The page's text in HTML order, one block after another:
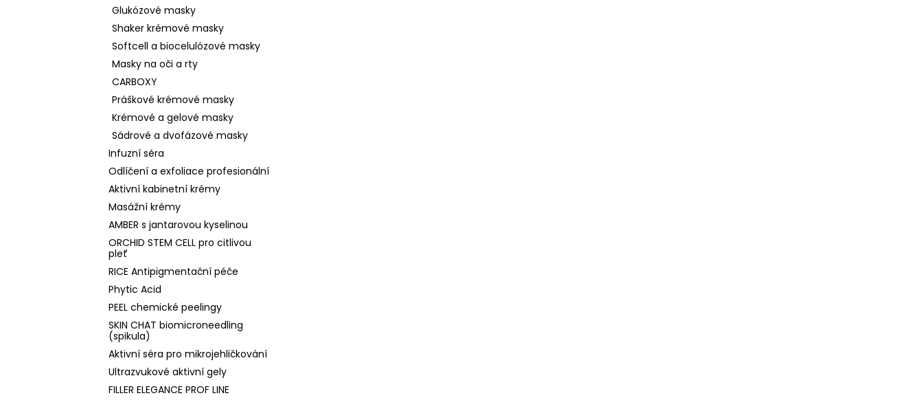
Glukózové masky
Shaker krémové masky
Softcell a biocelulózové masky
Masky na oči a rty
CARBOXY
Práškové krémové masky
Krémové a gelové masky
Sádrové a dvofázové masky
Infuzní séra
Odlíčení a exfoliace profesionální
Aktivní kabinetní krémy
Masážní krémy
AMBER s jantarovou kyselinou
ORCHID STEM CELL pro citlivou
pleť
RICE Antipigmentační péče
Phytic Acid
PEEL chemické peelingy
SKIN CHAT biomicroneedling
(spikula)
Aktivní séra pro mikrojehličkování
Ultrazvukové aktivní gely
FILLER ELEGANCE PROF LINE